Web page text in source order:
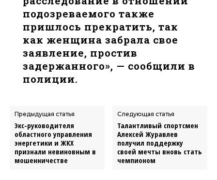
подозреваемого также
пришлось прекратить, так
как женщина забрала свое
заявление, простив
задержанного», — сообщили в
полиции.
Предыдущая статья
Экс-руководителя
областного управления
энергетики и ЖКХ
признали невиновным в
мошенничестве
Следующая статья
Талантливый спортсмен
Алексей Журавлев
получил поддержку
своей мечты вновь стать
чемпионом